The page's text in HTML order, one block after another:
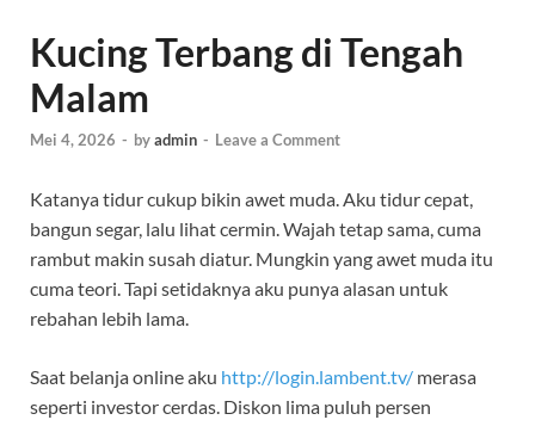
Kucing Terbang di Tengah
Malam
Mei 4, 2026 - byadmin - Leave a Comment
Katanya tidur cukup bikin awet muda. Aku tidur cepat,
bangun segar, lalu lihat cermin. Wajah tetap sama, cuma
rambut makin susah diatur. Mungkin yang awet muda itu
cuma teori. Tapi setidaknya aku punya alasan untuk
rebahan lebih lama.
Saat belanja online aku http://login.lambent.tv/ merasa
seperti investor cerdas. Diskon lima puluh persen